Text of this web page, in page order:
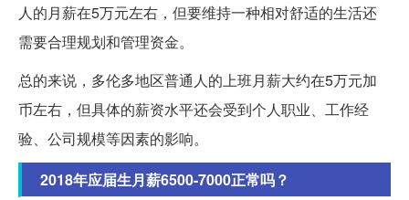
人的月薪在5万元左右，但要维持一种相对舒适的生活还
需要合理规划和管理资金。
总的来说，多伦多地区普通人的上班月薪大约在5万元加
币左右，但具体的薪资水平还会受到个人职业、工作经
验、公司规模等因素的影响。
2018年应届生月薪6500-7000正常吗？